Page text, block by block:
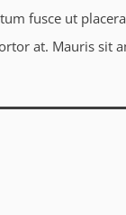
fusce ut
at. Mauris sit